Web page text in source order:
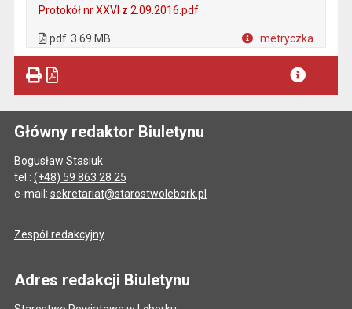
Protokół nr XXVI z 2.09.2016.pdf
pdf 3.69 MB metryczka
Główny redaktor Biuletynu
Bogusław Stasiuk
tel.: (+48) 59 863 28 25
e-mail: sekretariat@starostwolebork.pl
Zespół redakcyjny
Adres redakcji Biuletynu